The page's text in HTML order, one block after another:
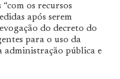
os recursos
após serem
do decreto do
para o uso da
pública e